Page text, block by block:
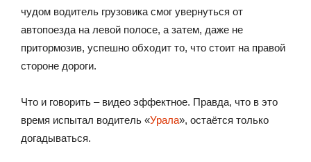
чудом водитель грузовика смог увернуться от
автопоезда на левой полосе, а затем, даже не
притормозив, успешно обходит то, что стоит на правой
стороне дороги.
Что и говорить – видео эффектное. Правда, что в это
время испытал водитель «Урала», остаётся только
догадываться.